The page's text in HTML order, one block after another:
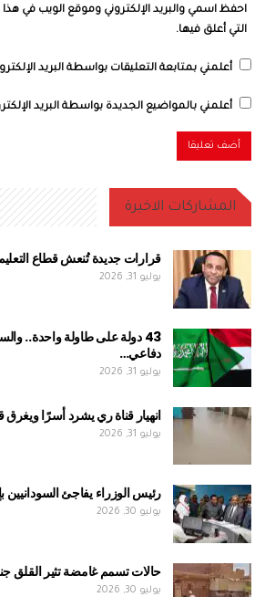
احفظ اسمي والبريد الإلكتروني وموقع الويب في
التي أعلق فيها.
أعلمني بمتابعة التعليقات بواسطة البريد
أعلمني بالمواضيع الجديدة بواسطة البريد
المشاركات الاخيرة
قرارات جديدة تُنعش قطاع
يوليو 31, 2026
43 دولة على طاولة واحدة..
دفاعي…
يوليو 31, 2026
انهيار قناة ري يشرد أسرًا
يوليو 31, 2026
رئيس الوزراء يفاجئ
يوليو 30, 2026
حالات تسمم غامضة تثير القلق
يوليو 30, 2026